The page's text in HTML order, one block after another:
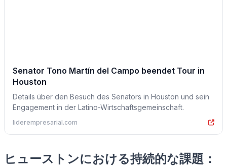
Senator Tono Martín del Campo beendet Tour in
Houston
Details über den Besuch des Senators in Houston und sein
Engagement in der Latino-Wirtschaftsgemeinschaft.
liderempresarial.com
ヒューストンにおける持続的な課題：